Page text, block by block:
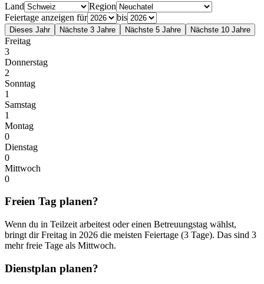
Land
Region
Feiertage anzeigen für
bis
Dieses Jahr Nächste 3 Jahre Nächste 5 Jahre Nächste 10 Jahre
Freitag
3
Donnerstag
2
Sonntag
1
Samstag
1
Montag
0
Dienstag
0
Mittwoch
0
Freien Tag planen?
Wenn du in Teilzeit arbeitest oder einen Betreuungstag wählst,
bringt dir Freitag in 2026 die meisten Feiertage (3 Tage). Das sind 3
mehr freie Tage als Mittwoch.
Dienstplan planen?